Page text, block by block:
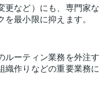
更など）にも、専門家な
最小限に抑えます。
ルーティン業務を外注す
織作りなどの重要業務に